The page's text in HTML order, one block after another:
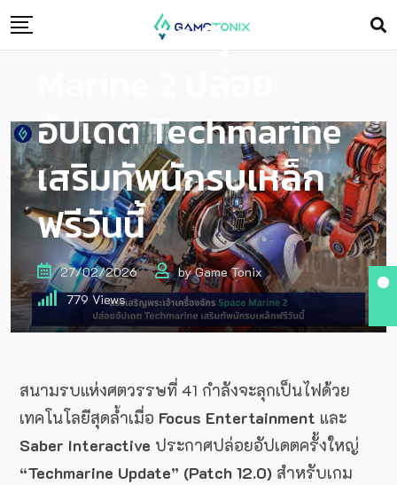
เครื่องจักร Space
อัปเดต Techmarine
เสริมทัพนักรบเหล็ก
ฟรีวันนี้
27/02/2026 byGame Tonix
779 Views
สนามรบแห่งศตวรรษที่ 41 กำลังจะลุกเป็นไฟด้วย
เทคโนโลยีสุดล้ำเมื่อ Focus Entertainment และ
Saber Interactive ประกาศปล่อยอัปเดตครั้งใหญ่
“Techmarine Update” (Patch 12.0) สำหรับเกม